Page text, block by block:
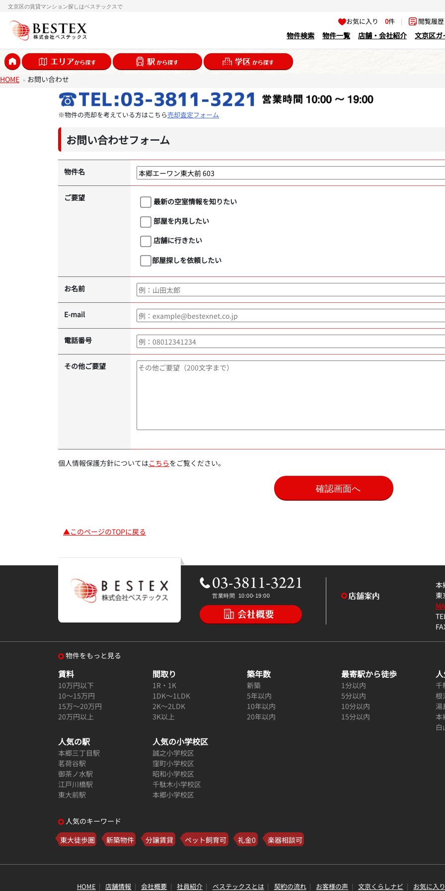
文京区の賃貸マンション探しはベステックスで
お気に入り0件 | 閲覧履
物件検索 物件一覧 店舗・会社紹介 文京区ガ
HOME お問い合わせ
※物件の売却を考えている方はこちら売却査定フォーム
お問い合わせフォーム
物件名
ご要望
最新の空室情報を知りたい
部屋を内見したい
店舗に行きたい
部屋探しを依頼したい
お名前
E-mail
電話番号
その他ご要望
個人情報保護方針についてはこちらをご覧ください。
▲このページのTOPに戻る
本
東
物件をもっと見る
賃料
10万円以下
10～15万円
15万～20万円
20万円以上
間取り
1R・1K
1DK～1LDK
2K～2LDK
3K以上
築年数
新築
5年以内
10年以内
20年以内
最寄駅から徒歩
1分以内
5分以内
10分以内
15分以内
千
根
湯
本
白
人気の駅
本郷三丁目駅
茗荷谷駅
御茶ノ水駅
江戸川橋駅
東大前駅
人気の小学校区
誠之小学校区
窪町小学校区
昭和小学校区
千駄木小学校区
本郷小学校区
人気のキーワード
東大徒歩圏
新築物件 分譲賃貸 ペット飼育可 礼金0 楽器相談可
HOME 店舗情報 会社概要 社員紹介 ベステックスとは 契約の流れ お客様の声 文京くらしナビ お気に入